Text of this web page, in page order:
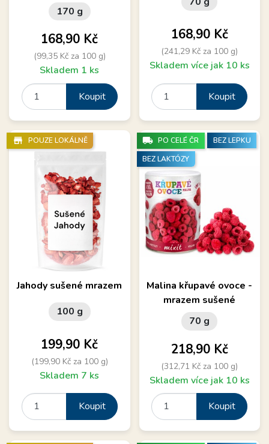
170 g
Cena
168,90 Kč
(99,35 Kč za 100 g)
Skladem 1 ks
Koupit
Cena
168,90 Kč
(241,29 Kč za 100 g)
Skladem více jak 10 ks
Koupit
Jahody sušené mrazem
100 g
Cena
199,90 Kč
(199,90 Kč za 100 g)
Skladem 7 ks
Koupit
store_mall_directory POUZE LOKÁLNĚ
Malina křupavé ovoce -
mrazem sušené
70 g
Cena
218,90 Kč
(312,71 Kč za 100 g)
Skladem více jak 10 ks
Koupit
local_shipping PO CELÉ ČR
BEZ LEPKU
BEZ LAKTÓZY